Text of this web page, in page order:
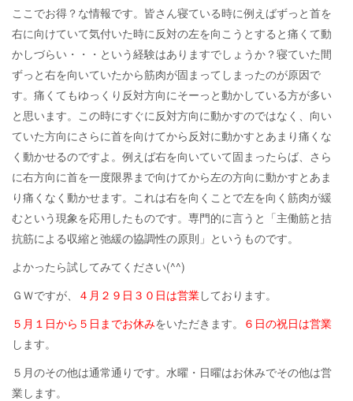
ここでお得？な情報です。皆さん寝ている時に例えばずっと首を
右に向けていて気付いた時に反対の左を向こうとすると痛くて動
かしづらい・・・という経験はありますでしょうか？寝ていた間
ずっと右を向いていたから筋肉が固まってしまったのが原因で
す。痛くてもゆっくり反対方向にそーっと動かしている方が多い
と思います。この時にすぐに反対方向に動かすのではなく、向い
ていた方向にさらに首を向けてから反対に動かすとあまり痛くな
く動かせるのですよ。例えば右を向いていて固まったらば、さら
に右方向に首を一度限界まで向けてから左の方向に動かすとあま
り痛くなく動かせます。これは右を向くことで左を向く筋肉が緩
むという現象を応用したものです。専門的に言うと「主働筋と拮
抗筋による収縮と弛緩の協調性の原則」というものです。
よかったら試してみてください(^^)
ＧＷですが、
４月２９日３０日は営業しております。
５月１日から５日までお休みをいただきます。
６日の祝日は営業
します。
５月のその他は通常通りです。水曜・日曜はお休みでその他は営
業します。